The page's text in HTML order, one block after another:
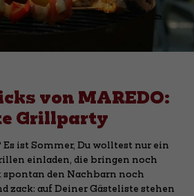
von MAREDO:
Grillparty
ist Sommer, Du wolltest nur ein
einladen, die bringen noch
spontan den Nachbarn noch
zack: auf Deiner Gästeliste stehen